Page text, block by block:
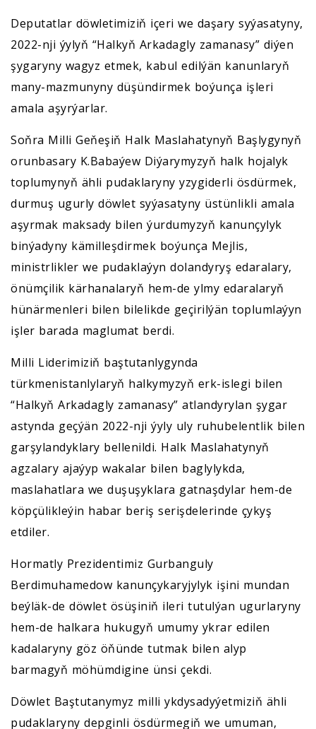
Deputatlar döwletimiziň içeri we daşary syýasatyny,
2022-nji ýylyň “Halkyň Arkadagly zamanasy” diýen
şygaryny wagyz etmek, kabul edilýän kanunlaryň
many-mazmunyny düşündirmek boýunça işleri
amala aşyrýarlar.
Soňra Milli Geňeşiň Halk Maslahatynyň Başlygynyň
orunbasary K.Babaýew Diýarymyzyň halk hojalyk
toplumynyň ähli pudaklaryny yzygiderli ösdürmek,
durmuş ugurly döwlet syýasatyny üstünlikli amala
aşyrmak maksady bilen ýurdumyzyň kanunçylyk
binýadyny kämilleşdirmek boýunça Mejlis,
ministrlikler we pudaklaýyn dolandyryş edaralary,
önümçilik kärhanalaryň hem-de ylmy edaralaryň
hünärmenleri bilen bilelikde geçirilýän toplumlaýyn
işler barada maglumat berdi.
Milli Liderimiziň baştutanlygynda
türkmenistanlylaryň halkymyzyň erk-islegi bilen
“Halkyň Arkadagly zamanasy” atlandyrylan şygar
astynda geçýän 2022-nji ýyly uly ruhubelentlik bilen
garşylandyklary bellenildi. Halk Maslahatynyň
agzalary ajaýyp wakalar bilen baglylykda,
maslahatlara we duşuşyklara gatnaşdylar hem-de
köpçülikleýin habar beriş serişdelerinde çykyş
etdiler.
Hormatly Prezidentimiz Gurbanguly
Berdimuhamedow kanunçykaryjylyk işini mundan
beýläk-de döwlet ösüşiniň ileri tutulýan ugurlaryny
hem-de halkara hukugyň umumy ykrar edilen
kadalaryny göz öňünde tutmak bilen alyp
barmagyň möhümdigine ünsi çekdi.
Döwlet Baştutanymyz milli ykdysadyýetmiziň ähli
pudaklaryny depginli ösdürmegiň we umuman,